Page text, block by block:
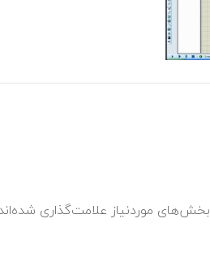
بخش‌های موردنیاز علامت‌گذاری